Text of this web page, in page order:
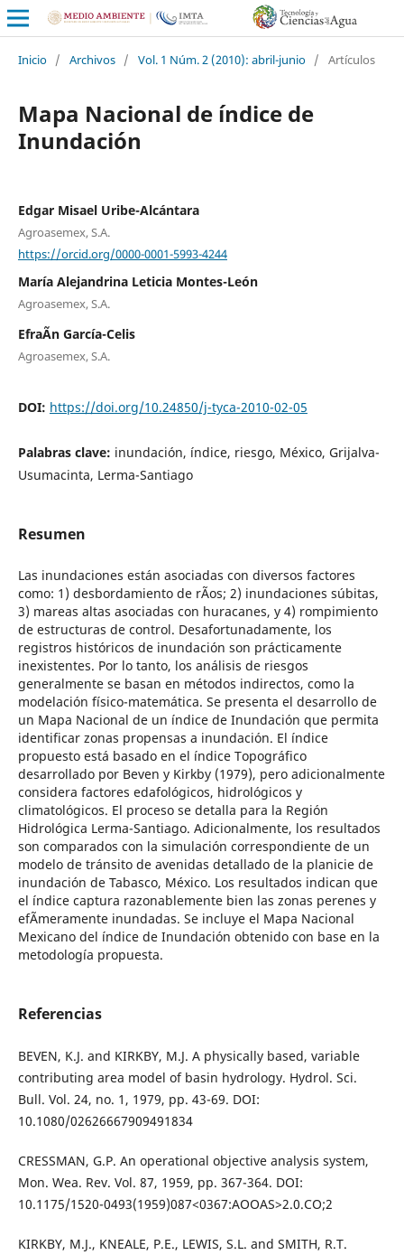
Inicio / Archivos / Vol. 1 Núm. 2 (2010): abril-junio / Artículos
Mapa Nacional de índice de
Inundación
Edgar Misael Uribe-Alcántara
Agroasemex, S.A.
https://orcid.org/0000-0001-5993-4244
María Alejandrina Leticia Montes-León
Agroasemex, S.A.
EfraÃ­n García-Celis
Agroasemex, S.A.
DOI: https://doi.org/10.24850/j-tyca-2010-02-05
Palabras clave: inundación, índice, riesgo, México, Grijalva-
Usumacinta, Lerma-Santiago
Resumen
Las inundaciones están asociadas con diversos factores
como: 1) desbordamiento de rÃ­os; 2) inundaciones súbitas,
3) mareas altas asociadas con huracanes, y 4) rompimiento
de estructuras de control. Desafortunadamente, los
registros históricos de inundación son prácticamente
inexistentes. Por lo tanto, los análisis de riesgos
generalmente se basan en métodos indirectos, como la
modelación físico-matemática. Se presenta el desarrollo de
un Mapa Nacional de un índice de Inundación que permita
identificar zonas propensas a inundación. El índice
propuesto está basado en el índice Topográfico
desarrollado por Beven y Kirkby (1979), pero adicionalmente
considera factores edafológicos, hidrológicos y
climatológicos. El proceso se detalla para la Región
Hidrológica Lerma-Santiago. Adicionalmente, los resultados
son comparados con la simulación correspondiente de un
modelo de tránsito de avenidas detallado de la planicie de
inundación de Tabasco, México. Los resultados indican que
el índice captura razonablemente bien las zonas perenes y
efÃ­meramente inundadas. Se incluye el Mapa Nacional
Mexicano del índice de Inundación obtenido con base en la
metodología propuesta.
Referencias
BEVEN, K.J. and KIRKBY, M.J. A physically based, variable
contributing area model of basin hydrology. Hydrol. Sci.
Bull. Vol. 24, no. 1, 1979, pp. 43-69. DOI:
10.1080/02626667909491834
CRESSMAN, G.P. An operational objective analysis system,
Mon. Wea. Rev. Vol. 87, 1959, pp. 367-364. DOI:
10.1175/1520-0493(1959)087<0367:AOOAS>2.0.CO;2
KIRKBY, M.J., KNEALE, P.E., LEWIS, S.L. and SMITH, R.T.